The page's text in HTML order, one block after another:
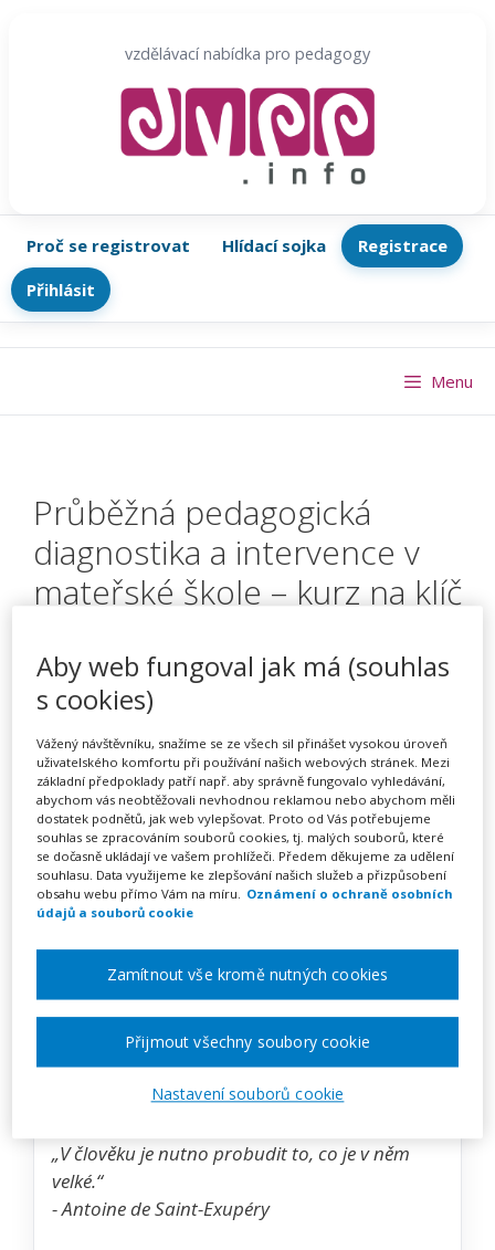
vzdělávací nabídka pro pedagogy
Proč se registrovat Hlídací sojka
Registrace
Přihlásit
Průběžná pedagogická
diagnostika a intervence v
mateřské škole – kurz na klíč
PořádáINFRA, s.r.o.
TERMÍN
na klíč
MÍSTO
Celá ČR
CENA
Zobrazit akci na webu pořadatele
Popis akce
„V člověku je nutno probudit to, co je v něm
velké.“
- Antoine de Saint-Exupéry
Menu
Aby web fungoval jak má (souhlas
s cookies)
Vážený návštěvníku, snažíme se ze všech sil přinášet vysokou úroveň
uživatelského komfortu při používání našich webových stránek. Mezi
základní předpoklady patří např. aby správně fungovalo vyhledávání,
abychom vás neobtěžovali nevhodnou reklamou nebo abychom měli
dostatek podnětů, jak web vylepšovat. Proto od Vás potřebujeme
souhlas se zpracováním souborů cookies, tj. malých souborů, které
se dočasně ukládají ve vašem prohlížeči. Předem děkujeme za udělení
souhlasu. Data využijeme ke zlepšování našich služeb a přizpůsobení
obsahu webu přímo Vám na míru. Oznámení o ochraně osobních
údajů a souborů cookie
Nastavení souborů cookie
Zamítnout vše kromě nutných cookies
Přijmout všechny soubory cookie